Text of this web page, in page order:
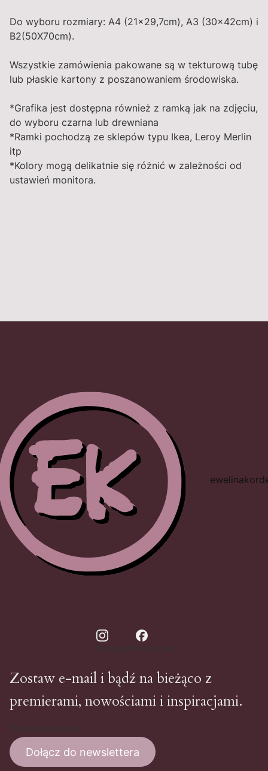
Do wyboru rozmiary: A4 (21x29,7cm), A3 (30x42cm) i
B2(50X70cm).
Wszystkie zamówienia pakowane są w tekturową tubę
lub płaskie kartony z poszanowaniem środowiska.
*Grafika jest dostępna również z ramką jak na zdjęciu,
do wyboru czarna lub drewniana
*Ramki pochodzą ze sklepów typu Ikea, Leroy Merlin
itp
*Kolory mogą delikatnie się różnić w zależności od
ustawień monitora.
Zostaw e-mail i bądź na bieżąco z
premierami, nowościami i inspiracjami.
Dołącz do newslettera